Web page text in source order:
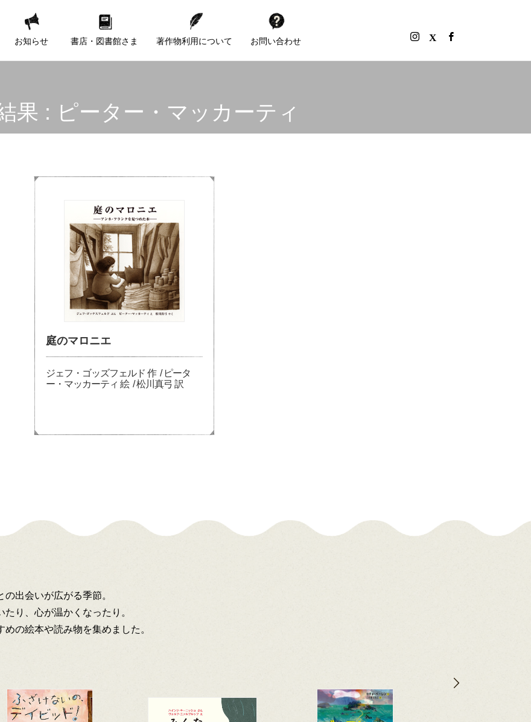
お知らせ 書店・図書館さま 著作物利用について お問い合わせ
果 : ピーター・マッカーティ
庭のマロニエ
ジェフ・ゴッズフェルド 作 / ピータ
ー・マッカーティ 絵 / 松川真弓 訳
の出会いが広がる季節。
たり、心が温かくなったり。
めの絵本や読み物を集めました。